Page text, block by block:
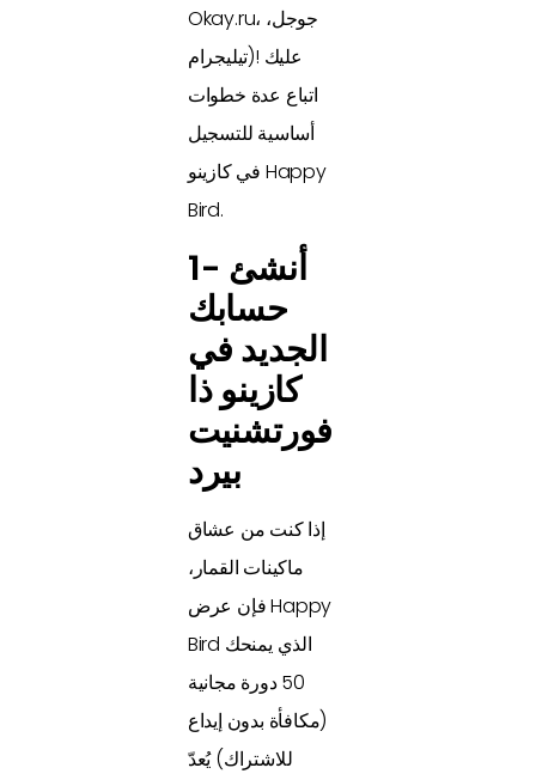
Okay.ru، جوجل،
تيليجرام)! عليك
اتباع عدة خطوات
أساسية للتسجيل
في كازينو Happy
Bird.
1- أنشئ
حسابك
الجديد في
كازينو ذا
فورتشنيت
بيرد
إذا كنت من عشاق
ماكينات القمار،
فإن عرض Happy
Bird الذي يمنحك
50 دورة مجانية
(مكافأة بدون إيداع
للاشتراك) يُعدّ